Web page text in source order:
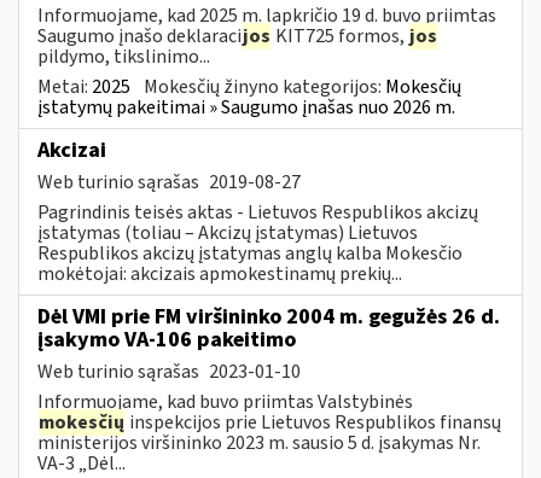
Informuojame, kad 2025 m. lapkričio 19 d. buvo priimtas
Saugumo įnašo deklaracijos KIT725 formos, jos
pildymo, tikslinimo...
Metai: 2025 Mokesčių žinyno kategorijos: Mokesčių
įstatymų pakeitimai » Saugumo įnašas nuo 2026 m.
Akcizai
Web turinio sąrašas 2019-08-27
Pagrindinis teisės aktas - Lietuvos Respublikos akcizų
įstatymas (toliau – Akcizų įstatymas) Lietuvos
Respublikos akcizų įstatymas anglų kalba Mokesčio
mokėtojai: akcizais apmokestinamų prekių...
Dėl VMI prie FM viršininko 2004 m. gegužės 26 d.
įsakymo VA-106 pakeitimo
Web turinio sąrašas 2023-01-10
Informuojame, kad buvo priimtas Valstybinės
mokesčių inspekcijos prie Lietuvos Respublikos finansų
ministerijos viršininko 2023 m. sausio 5 d. įsakymas Nr.
VA-3 „Dėl...